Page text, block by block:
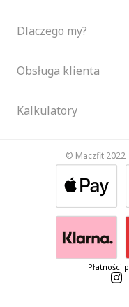
Dlaczego my?
Obsługa klienta
Kalkulatory
© Maczfit 2022
Płatności